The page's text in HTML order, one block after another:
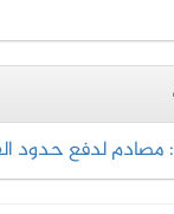
لدفع حدود